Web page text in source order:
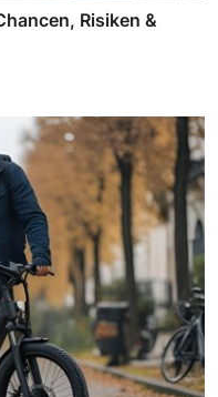
Risiken &